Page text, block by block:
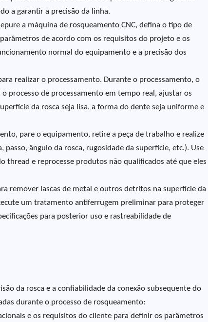
a garantir a precisão da linha.
a máquina de rosqueamento CNC, defina o tipo de
de acordo com os requisitos do projeto e os
normal do equipamento e a precisão dos
realizar o processamento. Durante o processamento, o
processo de processamento em tempo real, ajustar os
da rosca seja lisa, a forma do dente seja uniforme e
pare o equipamento, retire a peça de trabalho e realize
ângulo da rosca, rugosidade da superfície, etc.). Use
thread e reprocesse produtos não qualificados até que eles
remover lascas de metal e outros detritos na superfície da
um tratamento antiferrugem preliminar para proteger
para posterior uso e rastreabilidade de
da rosca e a confiabilidade da conexão subsequente do
durante o processo de rosqueamento:
e os requisitos do cliente para definir os parâmetros